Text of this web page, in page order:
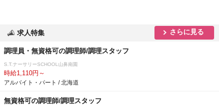
求人特集 さらに見る
調理員・無資格可の調理師/調理スタッフ
S.T.ナーサリーSCHOOL山鼻南園
時給1,110円～
アルバイト・パート / 北海道
無資格可の調理師/調理スタッフ